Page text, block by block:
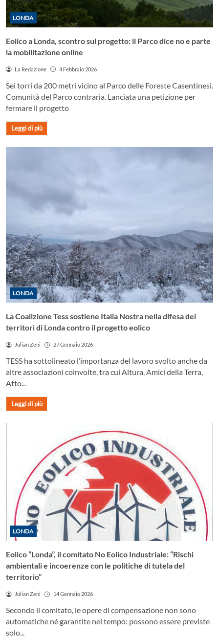
LONDA
Eolico a Londa, scontro sul progetto: il Parco dice no e parte
la mobilitazione online
La Redazione 4 Febbraio 2026
Sei torri da 200 metri vicino al Parco delle Foreste Casentinesi.
Comunità del Parco contraria. Lanciata una petizione per
fermare il progetto
Leggi di più
LONDA
La Coalizione Tess sostiene Italia Nostra nella difesa dei
territori di Londa contro il progetto eolico
Julian Zeni 27 Gennaio 2026
TESS ha sottolineato l’importanza del lavoro svolto anche da
altre associazioni coinvolte, tra cui Altura, Amici della Terra,
Atto...
Leggi di più
LONDA
Eolico “Londa”, il comitato No Eolico Industriale: “Rischi
ambientali e incoerenze con le politiche di tutela del
territorio”
Julian Zeni 14 Gennaio 2026
Secondo il comitato, le opere di compensazione non sono
automatiche né garantite nel tempo: possono essere previste
solo...